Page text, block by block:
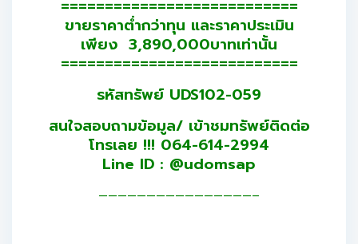
===========================
ขายราคาต่ำกว่าทุน และราคาประเมิน
เพียง 3,890,000บาทเท่านั้น
===========================
รหัสทรัพย์ UDS102-059
สนใจสอบถามข้อมูล/ เข้าชมทรัพย์ติดต่อ
โทรเลย !!! 064-614-2994
Line ID : @udomsap
————————————————–